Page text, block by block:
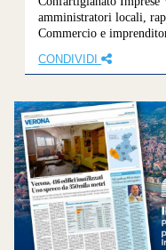
amministratori locali,
Commercio e
CONDIVIDI